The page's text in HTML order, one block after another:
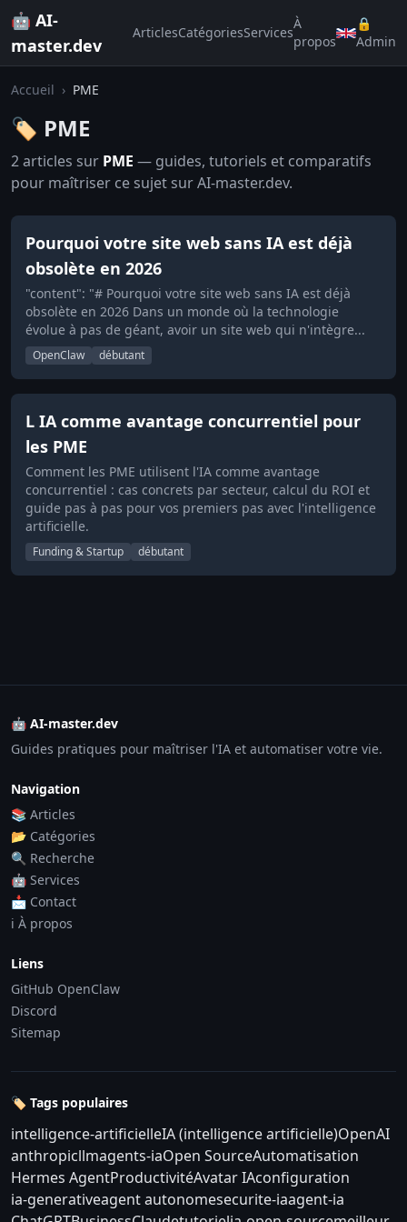
🤖 AI-
master.dev
ArticlesCatégoriesServices
À
propos
🔒
Admin
Accueil › PME
🏷️ PME
2 articles sur PME — guides, tutoriels et comparatifs
pour maîtriser ce sujet sur AI-master.dev.
Pourquoi votre site web sans IA est déjà
obsolète en 2026
"content": "# Pourquoi votre site web sans IA est déjà
obsolète en 2026 Dans un monde où la technologie
évolue à pas de géant, avoir un site web qui n'intègre...
OpenClaw débutant
L IA comme avantage concurrentiel pour
les PME
Comment les PME utilisent l'IA comme avantage
concurrentiel : cas concrets par secteur, calcul du ROI et
guide pas à pas pour vos premiers pas avec l'intelligence
artificielle.
Funding & Startup débutant
🤖 AI-master.dev
Guides pratiques pour maîtriser l'IA et automatiser votre vie.
Navigation
📚 Articles
📂 Catégories
🔍 Recherche
🤖 Services
📩 Contact
ℹ️ À propos
Liens
GitHub OpenClaw
Discord
Sitemap
🏷️ Tags populaires
intelligence-artificielleIA (intelligence artificielle)OpenAI
anthropicllmagents-iaOpen SourceAutomatisation
Hermes AgentProductivitéAvatar IAconfiguration
ia-generativeagent autonomesecurite-iaagent-ia